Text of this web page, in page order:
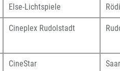
Else-Lichtspiele
Cineplex Rudolstadt
CineStar